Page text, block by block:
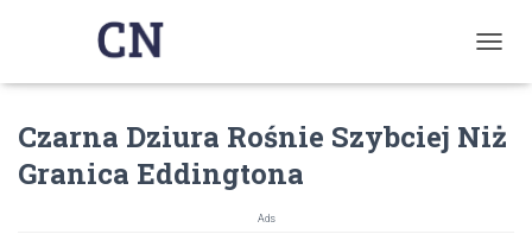
O
G
L
Czarna Dziura Rośnie Szybciej Niż
Granica Eddingtona
Ads